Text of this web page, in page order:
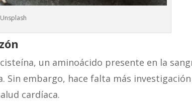
n
un aminoácido presente en la
Sin embargo, hace falta más investigación
cardíaca.